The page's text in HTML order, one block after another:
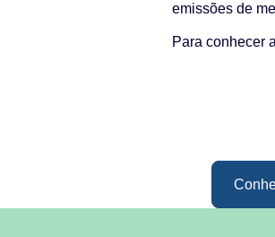
emissões de
Para conhecer